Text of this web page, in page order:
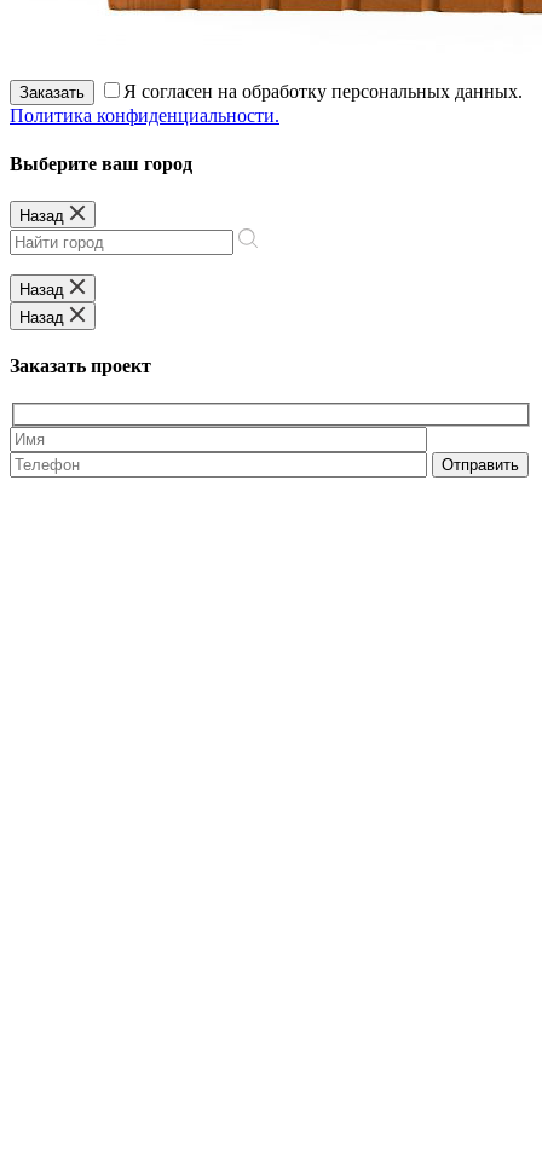
Заказать
Я согласен на обработку персональных данных.
Политика конфиденциальности.
Выберите ваш город
Назад
Назад
Назад
Заказать проект